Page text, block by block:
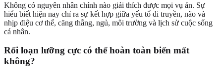
Không có nguyên nhân chính nào giải thích được mọi vụ án. Sự
hiểu biết hiện nay chỉ ra sự kết hợp giữa yếu tố di truyền, não và
nhịp điệu cơ thể, căng thẳng, ngủ, môi trường và lịch sử cuộc sống
cá nhân.
Rối loạn lưỡng cực có thể hoàn toàn biến mất
không?